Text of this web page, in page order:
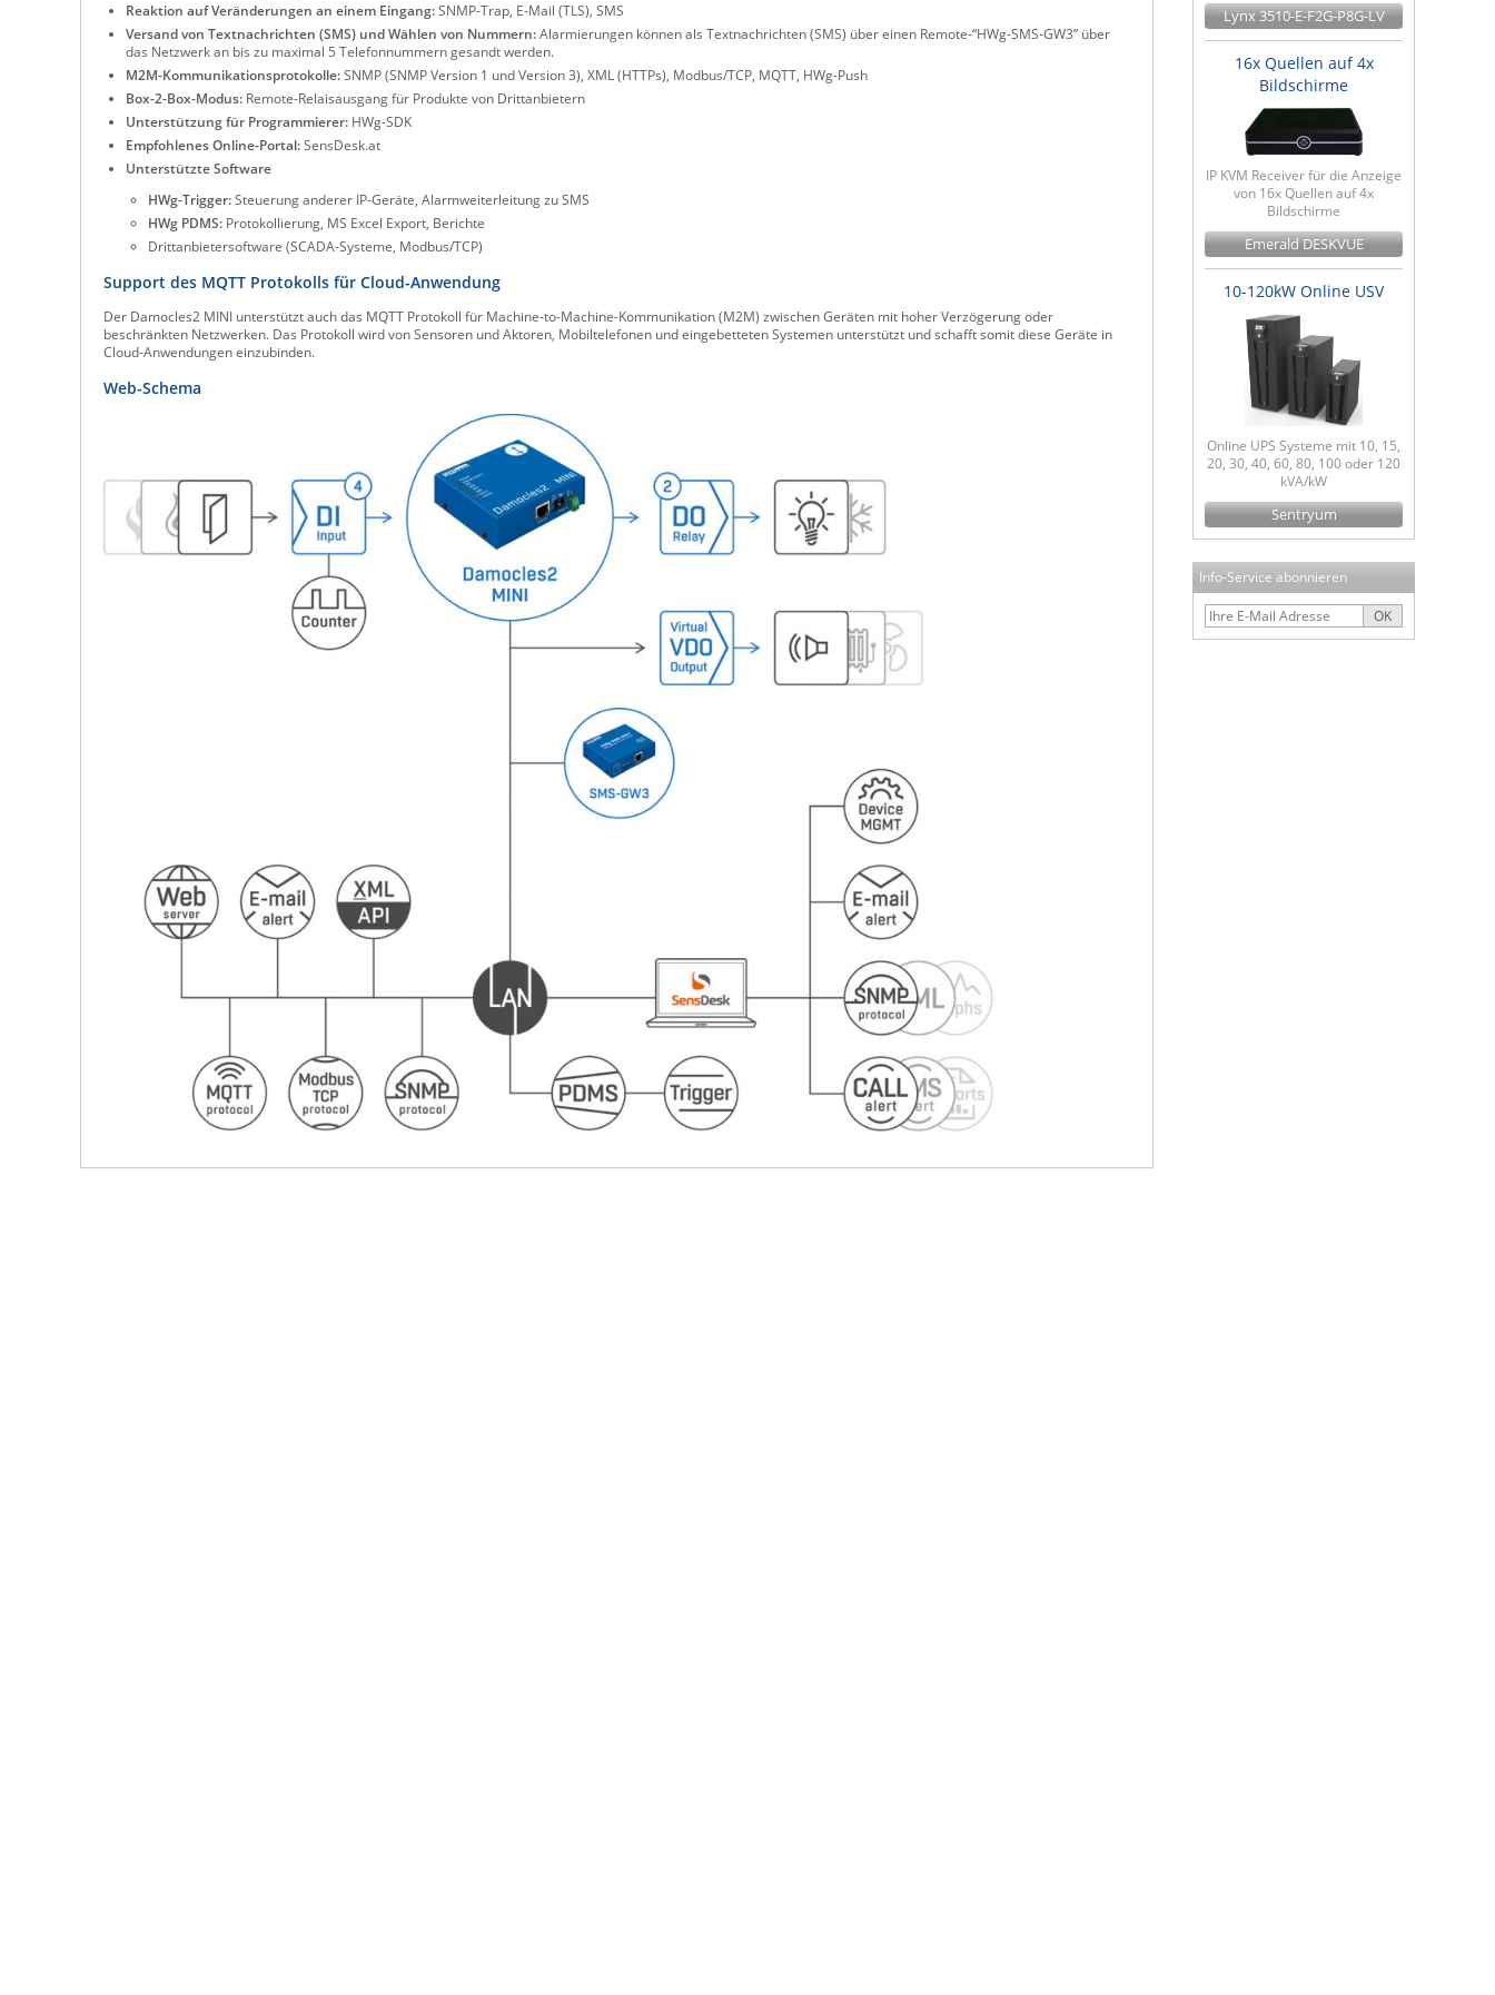
Reaktion auf Veränderungen an einem Eingang:SNMP-Trap, E-Mail (TLS), SMS
Versand von Textnachrichten (SMS) und Wählen von Nummern:Alarmierungen können als Textnachrichten (SMS) über einen Remote-“HWg-SMS-GW3” über
das Netzwerk an bis zu maximal 5 Telefonnummern gesandt werden.
M2M-Kommunikationsprotokolle:SNMP (SNMP Version 1 und Version 3), XML (HTTPs), Modbus/TCP, MQTT, HWg-Push
Box-2-Box-Modus: Remote-Relaisausgang für Produkte von Drittanbietern
Unterstützung für Programmierer: HWg-SDK
Empfohlenes Online-Portal:SensDesk.at
Unterstützte Software
HWg-Trigger:Steuerung anderer IP-Geräte, Alarmweiterleitung zu SMS
HWg PDMS: Protokollierung, MS Excel Export, Berichte
Drittanbietersoftware (SCADA-Systeme, Modbus/TCP)
Support des MQTT Protokolls für Cloud-Anwendung
Der Damocles2 MINI unterstützt auch das MQTT Protokoll für Machine-to-Machine-Kommunikation (M2M) zwischen Geräten mit hoher Verzögerung oder
beschränkten Netzwerken. Das Protokoll wird von Sensoren und Aktoren, Mobiltelefonen und eingebetteten Systemen unterstützt und schafft somit diese Geräte in
Cloud-Anwendungen einzubinden.
Web-Schema
Lynx 3510-E-F2G-P8G-LV
16x Quellen auf 4x
Bildschirme
IP KVM Receiver für die Anzeige
von 16x Quellen auf 4x
Bildschirme
Emerald DESKVUE
10-120kW Online USV
Online UPS Systeme mit 10, 15,
20, 30, 40, 60, 80, 100 oder 120
kVA/kW
Sentryum
Info-Service abonnieren
OK